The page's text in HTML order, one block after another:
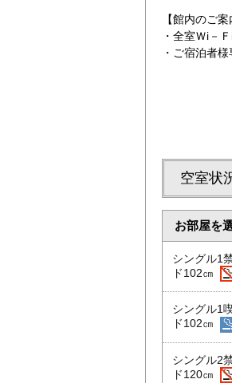
【館内のご案
・全室Ｗi－
・ご宿泊者
空室状
お部屋を
シングル1
ド102㎝
シングル1
ド102㎝
シングル2
ド120㎝